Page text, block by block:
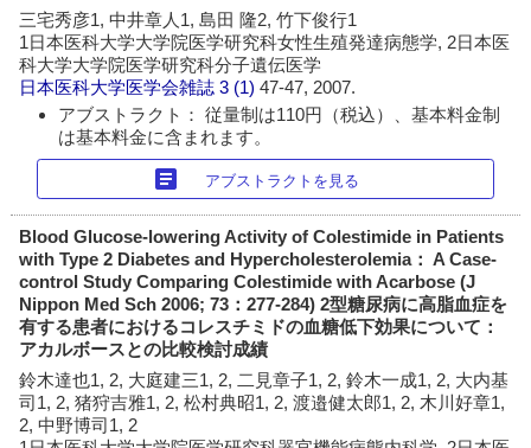
三宅秀彦1, 中井章人1, 島田 隆2, 竹下俊行1
1日本医科大学大学院医学研究科女性生殖発達病態学, 2日本医
科大学大学院医学研究科分子遺伝医学
日本医科大学医学会雑誌 3 (1)47-47, 2007.
アブストラクト： 従量制は110円（税込）、基本料金制
は基本料金に含まれます。
article アブストラクトを見る
Blood Glucose-lowering Activity of Colestimide in Patients
with Type 2 Diabetes and Hypercholesterolemia： A Case-
control Study Comparing Colestimide with Acarbose (J
Nippon Med Sch 2006; 73：277-284) 2型糖尿病に高脂血症を
有する患者におけるコレスチミドの血糖低下効果について：
アカルボースとの比較検討成績
鈴木達也1, 2, 大庭建三1, 2, 二見章子1, 2, 鈴木一成1, 2, 大内基
司1, 2, 猪狩吉雅1, 2, 松村典昭1, 2, 渡邉健太郎1, 2, 木川好章1,
2, 中野博司1, 2